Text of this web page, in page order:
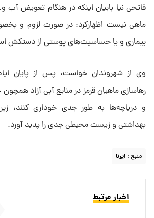
فاتحی نیا بابیان اینکه در هنگام تعویض آب
ماهی نیست اظهارکرد: در صورت لزوم و
بیماری و یا حساسیت‌های پوستی از دستکش
وی از شهروندان خواست، پس از پایان
رهاسازی ماهیان قرمز در منابع آبی آزاد همچون
و دریاچه‌ها به طور جدی خوداری کنند،
بهداشتی و زیست محیطی جدی را پدید آورد.
منبع : ایرنا
اخبار مرتبط